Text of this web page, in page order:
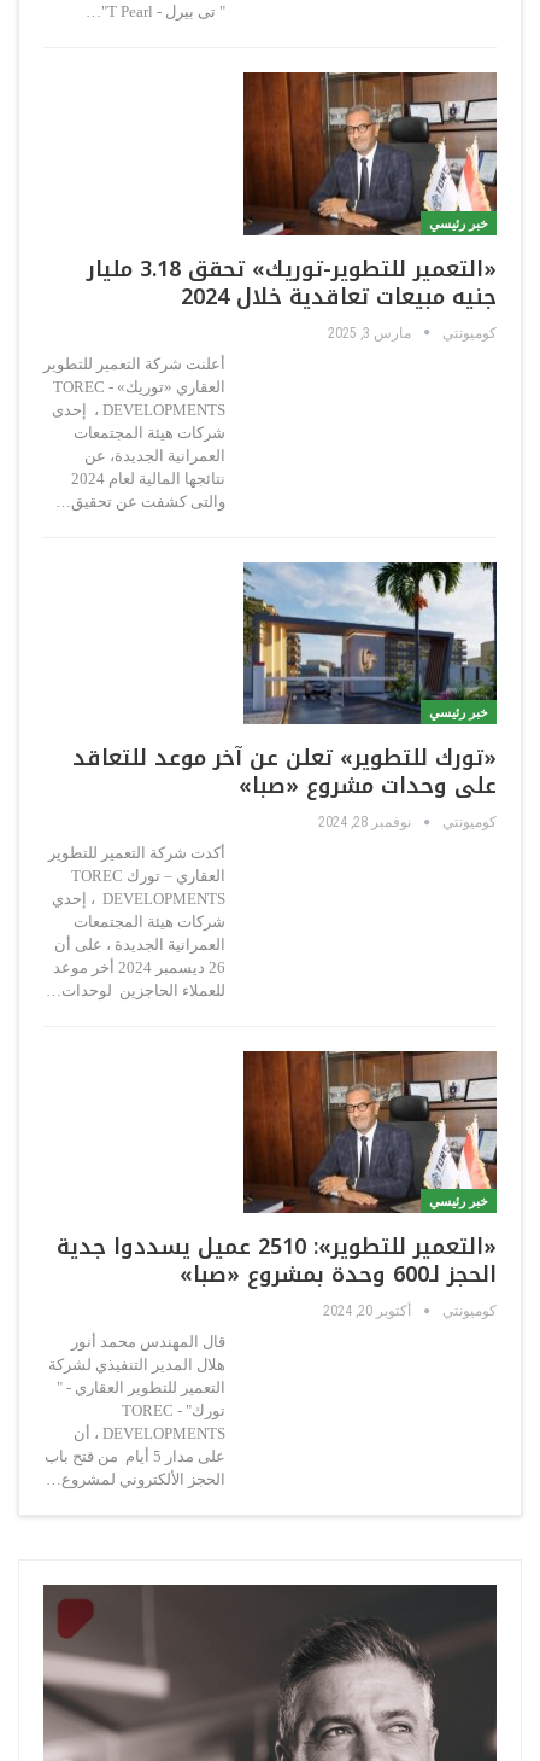
" تى بيرل - T Pearl"…
خبر رئيسي
«التعمير للتطوير-توريك» تحقق 3.18 مليار
جنيه مبيعات تعاقدية خلال 2024
كوميونتي مارس 3, 2025
أعلنت شركة التعمير للتطوير
العقاري «توريك» - TOREC
DEVELOPMENTS ، إحدى
شركات هيئة المجتمعات
العمرانية الجديدة، عن
نتائجها المالية لعام 2024
والتى كشفت عن تحقيق…
خبر رئيسي
«تورك للتطوير» تعلن عن آخر موعد للتعاقد
على وحدات مشروع «صبا»
كوميونتي نوفمبر 28, 2024
أكدت شركة التعمير للتطوير
العقاري – تورك TOREC
DEVELOPMENTS ، إحدي
شركات هيئة المجتمعات
العمرانية الجديدة ، على أن
26 ديسمبر 2024 أخر موعد
للعملاء الحاجزين لوحدات…
خبر رئيسي
«التعمير للتطوير»: 2510 عميل يسددوا جدية
الحجز لـ600 وحدة بمشروع «صبا»
كوميونتي أكتوبر 20, 2024
قال المهندس محمد أنور
هلال المدير التنفيذي لشركة
التعمير للتطوير العقاري - "
تورك" - TOREC
DEVELOPMENTS ، أن
على مدار 5 أيام من فتح باب
الحجز الألكتروني لمشروع…